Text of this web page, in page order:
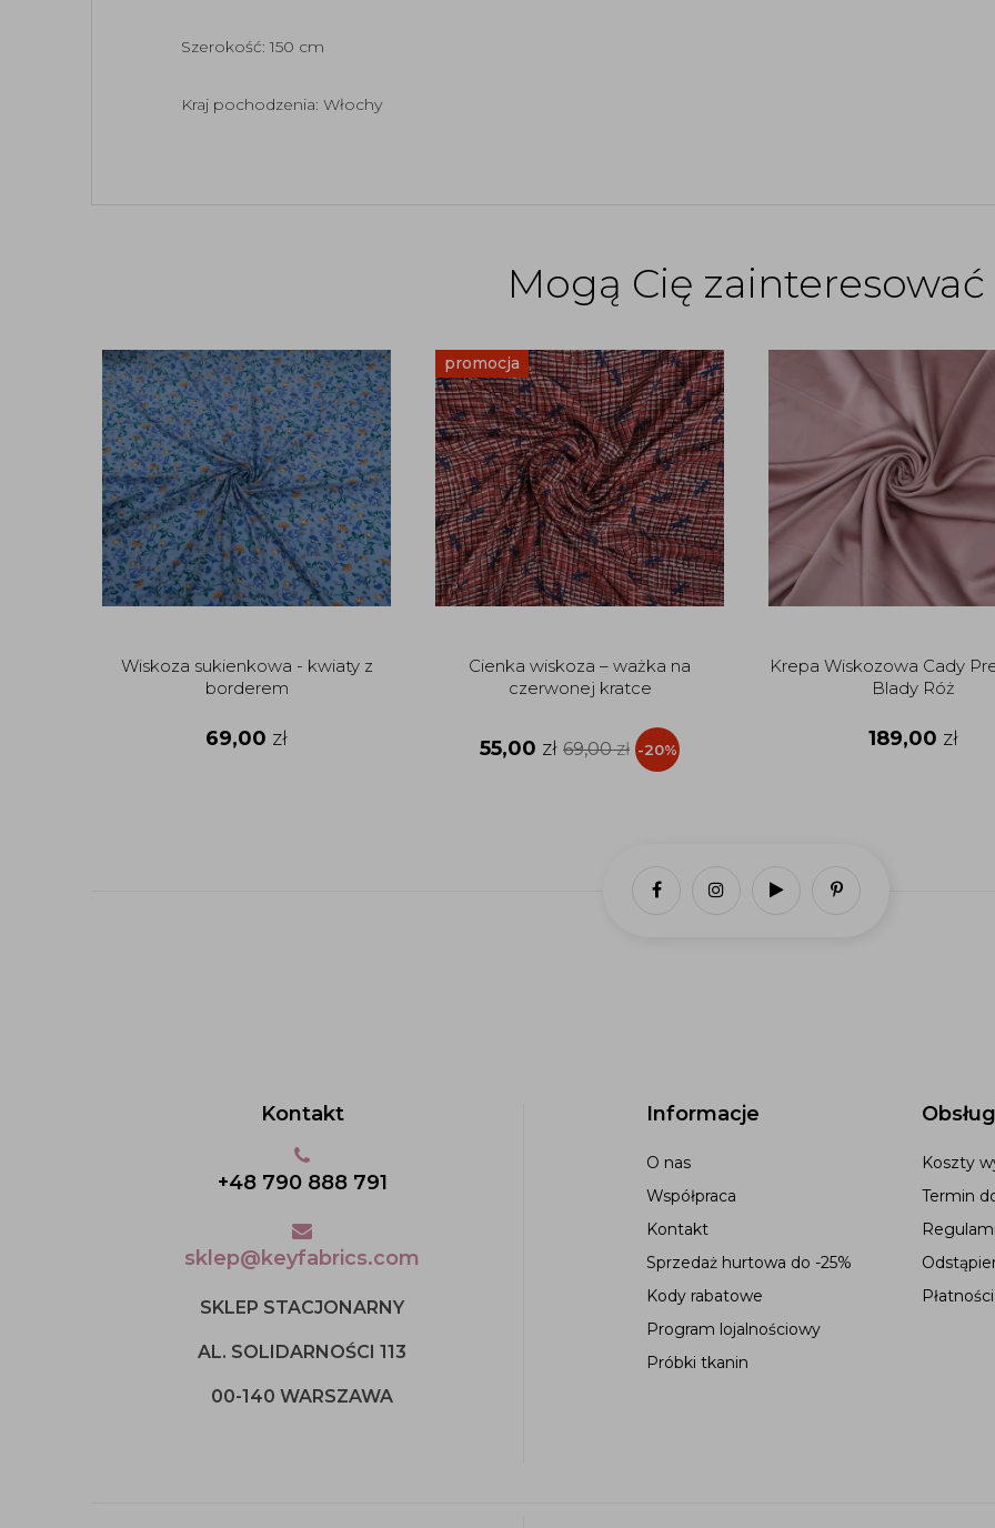
Szerokość: 150 cm
Kraj pochodzenia: Włochy
Mogą Cię zainteresować
Wiskoza sukienkowa - kwiaty z
borderem
69,00 zł
promocja
Cienka wiskoza – ważka na
czerwonej kratce
55,00 zł 69,00zł -20%
Krepa Wiskozowa Cady
Blady Róż
189,00 zł
Informacje
O nas
Współpraca
Kontakt
Sprzedaż hurtowa do -25%
Kody rabatowe
Program lojalnościowy
Próbki tkanin
Koszty
Termin
Płatności
Kontakt
+48 790 888 791
sklep@keyfabrics.com
SKLEP STACJONARNY
AL. SOLIDARNOŚCI 113
00-140 WARSZAWA